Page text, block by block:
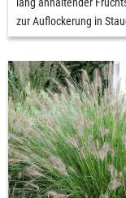
zur Auflockerung in